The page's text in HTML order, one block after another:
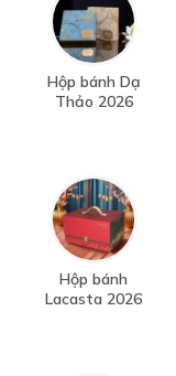
Hộp bánh Dạ
Thảo 2026
Hộp bánh
Lacasta 2026